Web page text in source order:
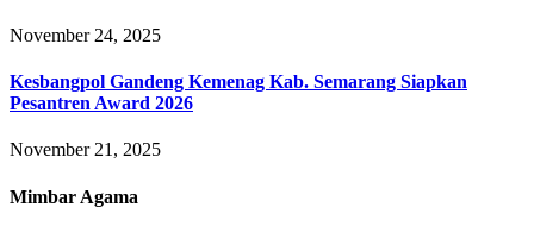
November 24, 2025
Kesbangpol Gandeng Kemenag Kab. Semarang Siapkan
Pesantren Award 2026
November 21, 2025
Mimbar Agama